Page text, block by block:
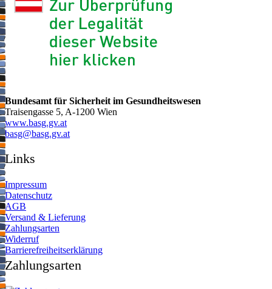
Bundesamt für Sicherheit im Gesundheitswesen
Traisengasse 5, A-1200 Wien
www.basg.gv.at
ta.vg.gsab@gsab
Links
Impressum
Datenschutz
AGB
Versand & Lieferung
Zahlungsarten
Widerruf
Barrierefreiheitserklärung
Zahlungsarten